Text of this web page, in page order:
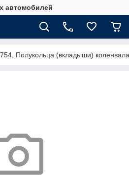
автомобилей
Полукольца (вкладыши)